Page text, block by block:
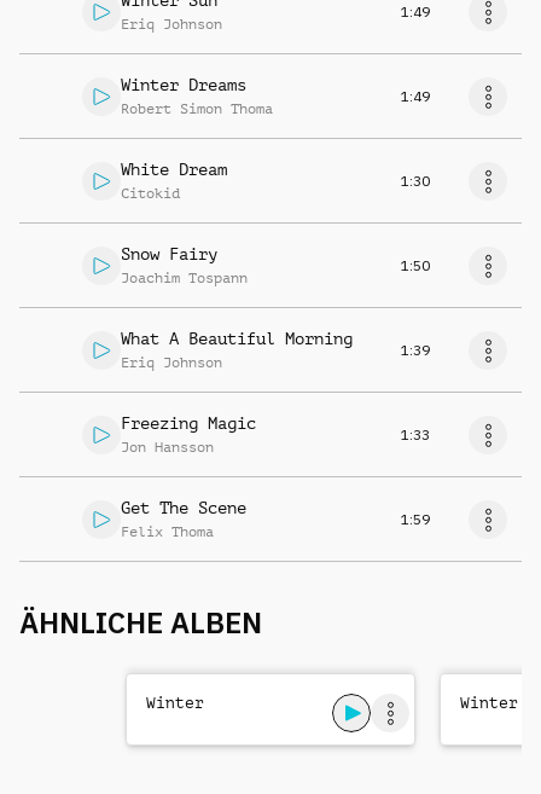
Eriq Johnson
1:49
Winter Dreams
Robert Simon Thoma
1:49
White Dream
Citokid
1:30
Snow Fairy
Joachim Tospann
1:50
What A Beautiful Morning
Eriq Johnson
1:39
Freezing Magic
Jon Hansson
1:33
Get The Scene
Felix Thoma
1:59
ÄHNLICHE ALBEN
Winter Winter